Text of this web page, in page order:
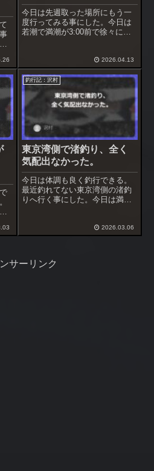
今日は先週取った場所にもう一
度行ってみる事にした。今日は
若潮で満潮が3:00前で徐々に下
2026.04.13
釣行記：沢村
東京湾側で渚釣り、全く
気配出なかった。
今日は体調も良く釣行できる。
最近釣れてない東京湾側の渚釣
りへ行く事にした。今日は満潮
道をしてアオサの状況調査＆採
取をしておいた。
2026.03.06
サーリンク